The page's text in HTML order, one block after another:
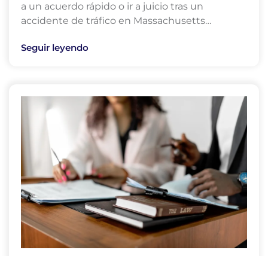
a un acuerdo rápido o ir a juicio tras un
accidente de tráfico en Massachusetts…
Seguir leyendo